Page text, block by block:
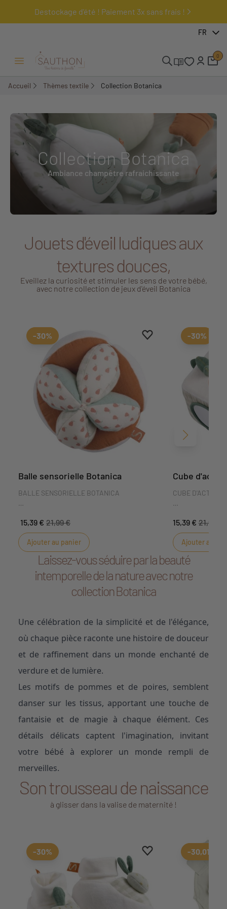
Destockage d'été ! Paiement 3x sans frais !
FR
Ouvrir/Fermer menu
0
Accueil Thèmes textile Collection Botanica
Collection Botanica
Ambiance champêtre rafraichissante
Jouets d'éveil ludiques aux
textures douces,
Eveillez la curiosité et stimuler les sens de votre bébé,
avec notre collection de jeux d'éveil Botanica
Ajouter aux favoris
Supprimer des favoris
-30%
Balle sensorielle Botanica
BALLE SENSORIELLE BOTANICA
nos bébés la balle sensorielle, pleine de
textures délicates et de couleurs différentes
est le jouet idéal ! Les tout petits adorent y
glisser leurs doigts.
15,39 € 21,99 €
Ajouter au panier
-30%
Cube
CUBE
Idéal pour un
bébé aux sons,
DIMENSIONS :
15,39 € 21,99 €
Ajouter au
Suivant
Laissez-vous séduire par la beauté
intemporelle de la nature avec notre
collection Botanica
Une célébration de la simplicité et de l'élégance,
où chaque pièce raconte une histoire de douceur
et de raffinement dans un monde enchanté de
verdure et de lumière.
Les motifs de pommes et de poires, semblent
danser sur les tissus, apportant une touche de
fantaisie et de magie à chaque élément. Ces
détails délicats captent l'imagination, invitant
votre bébé à explorer un monde rempli de
merveilles.
Son trousseau de naissance
à glisser dans la valise de maternité !
Ajouter aux favoris
Supprimer des favoris
-30% -30,01%